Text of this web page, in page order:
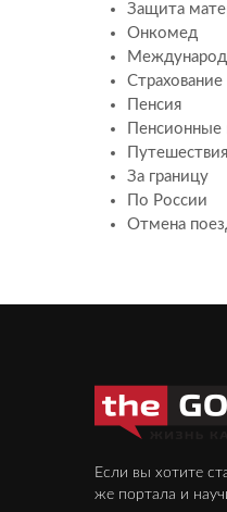
Защита
Онкомед
Пенсия
Пенсионные
Путешествия
За границу
По России
Отмена
Если вы хотите
же портала и